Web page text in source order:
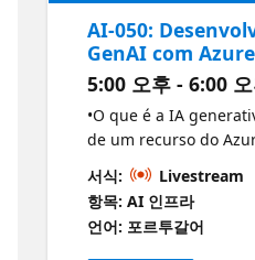
a Microsoft! Inscreva-
gratuitamente!
https://aka.ms/
parte do Microsoft for
Hub para acelerar a
Microsoft, ganhe até
do Azure e use
Microsoft 365,
Assista no YouTube:
Básico de IA da
AI-050​:
GenAI com
5:00 오후 - 6:00
•O que é a IA
de um recurso do
•Implantação de um
OpenAI •Usar o
•Integrar o OpenAI do
aplicativo Desenvolver
서식:
Livestream
항목: AI 인프라
언어: 포르투갈어